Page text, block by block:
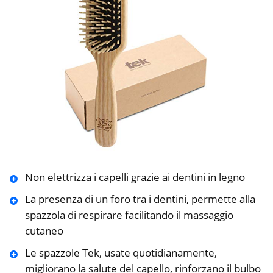
Non elettrizza i capelli grazie ai dentini in legno
La presenza di un foro tra i dentini, permette alla
spazzola di respirare facilitando il massaggio
cutaneo
Le spazzole Tek, usate quotidianamente,
migliorano la salute del capello, rinforzano il bulbo